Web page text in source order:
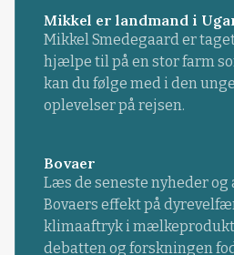
Mikkel er landmand i
Mikkel Smedegaard er
hjælpe til på en stor farm
kan du følge med i den
oplevelser på rejsen.
Bovaer
Læs de seneste nyheder og
Bovaers effekt på
klimaaftryk i
debatten og forskningen